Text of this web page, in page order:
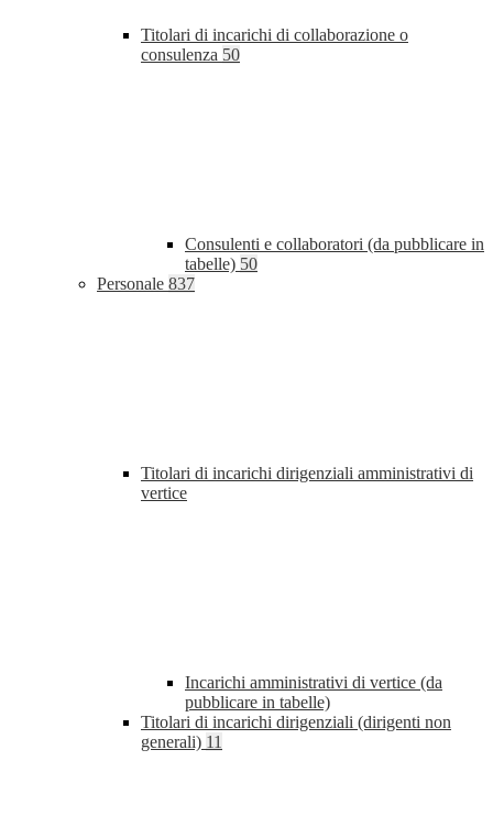
Titolari di incarichi di collaborazione o
consulenza 50
Consulenti e collaboratori (da pubblicare in
tabelle) 50
Personale 837
Titolari di incarichi dirigenziali amministrativi di
vertice
Incarichi amministrativi di vertice (da
pubblicare in tabelle)
Titolari di incarichi dirigenziali (dirigenti non
generali) 11